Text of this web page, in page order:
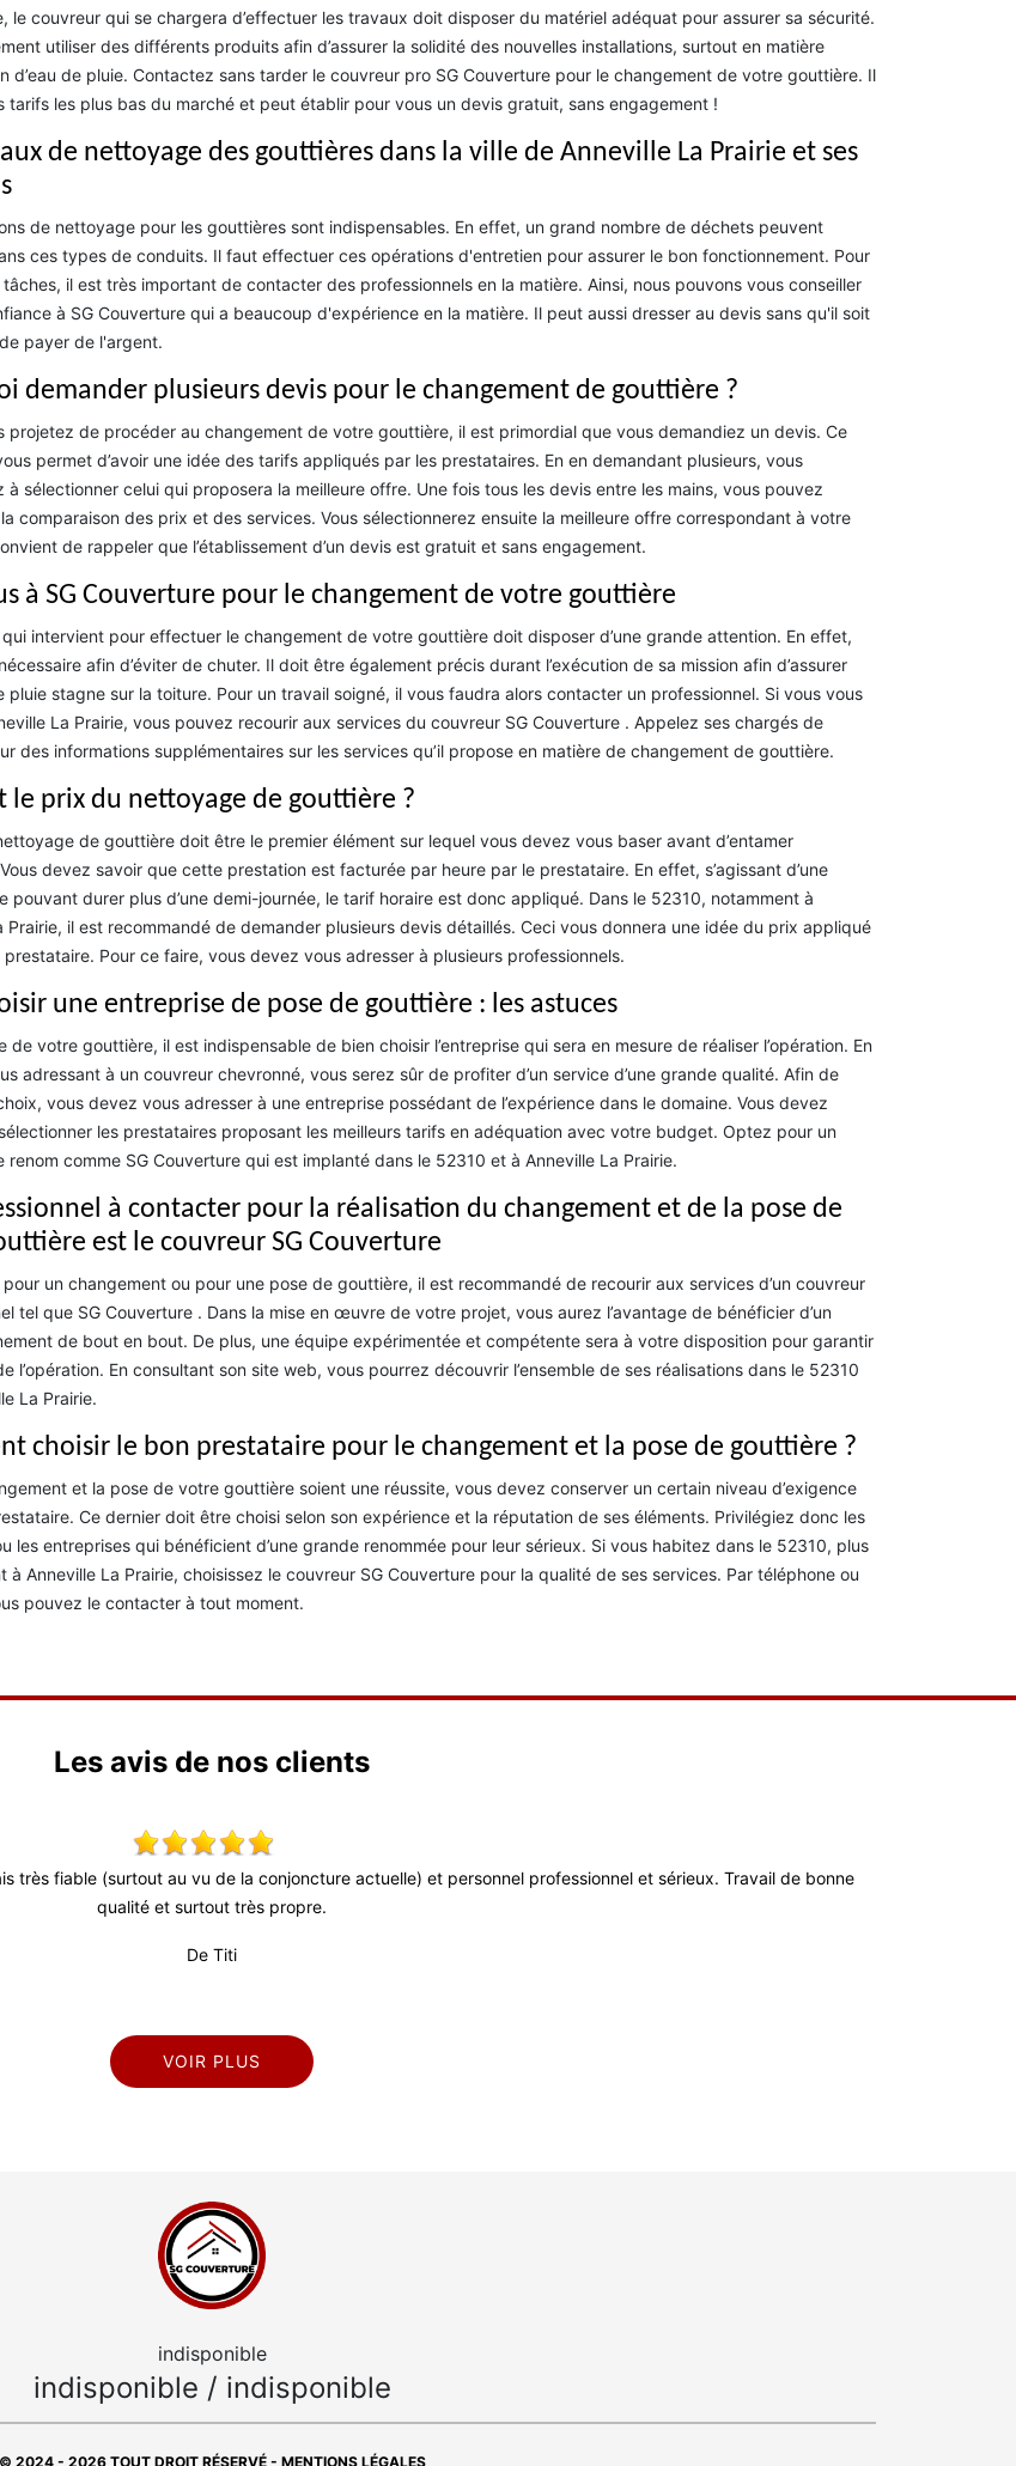
le couvreur qui se chargera d’effectuer les travaux doit disposer du matériel adéquat pour assurer sa sécurité.
utiliser des différents produits afin d’assurer la solidité des nouvelles installations, surtout en matière
d’eau de pluie. Contactez sans tarder le couvreur pro SG Couverture pour le changement de votre gouttière. Il
tarifs les plus bas du marché et peut établir pour vous un devis gratuit, sans engagement !
de nettoyage des gouttières dans la ville de Anneville La Prairie et ses
de nettoyage pour les gouttières sont indispensables. En effet, un grand nombre de déchets peuvent
ces types de conduits. Il faut effectuer ces opérations d'entretien pour assurer le bon fonctionnement. Pour
tâches, il est très important de contacter des professionnels en la matière. Ainsi, nous pouvons vous conseiller
à SG Couverture qui a beaucoup d'expérience en la matière. Il peut aussi dresser au devis sans qu'il soit
payer de l'argent.
demander plusieurs devis pour le changement de gouttière ?
projetez de procéder au changement de votre gouttière, il est primordial que vous demandiez un devis. Ce
permet d’avoir une idée des tarifs appliqués par les prestataires. En en demandant plusieurs, vous
à sélectionner celui qui proposera la meilleure offre. Une fois tous les devis entre les mains, vous pouvez
comparaison des prix et des services. Vous sélectionnerez ensuite la meilleure offre correspondant à votre
de rappeler que l’établissement d’un devis est gratuit et sans engagement.
à SG Couverture pour le changement de votre gouttière
qui intervient pour effectuer le changement de votre gouttière doit disposer d’une grande attention. En effet,
afin d’éviter de chuter. Il doit être également précis durant l’exécution de sa mission afin d’assurer
pluie stagne sur la toiture. Pour un travail soigné, il vous faudra alors contacter un professionnel. Si vous vous
La Prairie, vous pouvez recourir aux services du couvreur SG Couverture . Appelez ses chargés de
des informations supplémentaires sur les services qu’il propose en matière de changement de gouttière.
le prix du nettoyage de gouttière ?
de gouttière doit être le premier élément sur lequel vous devez vous baser avant d’entamer
Vous devez savoir que cette prestation est facturée par heure par le prestataire. En effet, s’agissant d’une
pouvant durer plus d’une demi-journée, le tarif horaire est donc appliqué. Dans le 52310, notamment à
Prairie, il est recommandé de demander plusieurs devis détaillés. Ceci vous donnera une idée du prix appliqué
Pour ce faire, vous devez vous adresser à plusieurs professionnels.
une entreprise de pose de gouttière : les astuces
de votre gouttière, il est indispensable de bien choisir l’entreprise qui sera en mesure de réaliser l’opération. En
adressant à un couvreur chevronné, vous serez sûr de profiter d’un service d’une grande qualité. Afin de
vous devez vous adresser à une entreprise possédant de l’expérience dans le domaine. Vous devez
les prestataires proposant les meilleurs tarifs en adéquation avec votre budget. Optez pour un
renom comme SG Couverture qui est implanté dans le 52310 et à Anneville La Prairie.
à contacter pour la réalisation du changement et de la pose de
est le couvreur SG Couverture
un changement ou pour une pose de gouttière, il est recommandé de recourir aux services d’un couvreur
tel que SG Couverture . Dans la mise en œuvre de votre projet, vous aurez l’avantage de bénéficier d’un
de bout en bout. De plus, une équipe expérimentée et compétente sera à votre disposition pour garantir
l’opération. En consultant son site web, vous pourrez découvrir l’ensemble de ses réalisations dans le 52310
La Prairie.
choisir le bon prestataire pour le changement et la pose de gouttière ?
et la pose de votre gouttière soient une réussite, vous devez conserver un certain niveau d’exigence
Ce dernier doit être choisi selon son expérience et la réputation de ses éléments. Privilégiez donc les
les entreprises qui bénéficient d’une grande renommée pour leur sérieux. Si vous habitez dans le 52310, plus
à Anneville La Prairie, choisissez le couvreur SG Couverture pour la qualité de ses services. Par téléphone ou
pouvez le contacter à tout moment.
Les avis de nos clients
très fiable (surtout au vu de la conjoncture actuelle) et personnel professionnel et sérieux. Travail de bonne
qualité et surtout très propre.
De Titi
VOIR PLUS
indisponible
indisponible / indisponible
© 2024 - 2026 TOUT DROIT RÉSERVÉ - MENTIONS LÉGALES